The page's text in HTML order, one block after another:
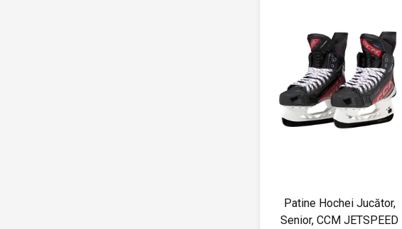
Patine Hochei Jucător,
Senior, CCM JETSPEED